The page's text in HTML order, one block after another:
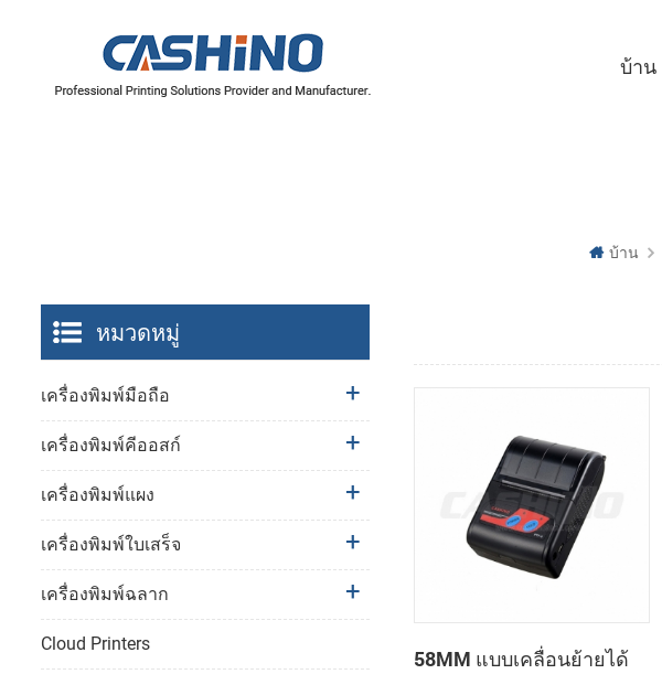
บ้าน
บ้าน
58MM แบบเคลื่อนย้ายได้
หมวดหมู่
เครื่องพิมพ์มือถือ
เครื่องพิมพ์คีออสก์
เครื่องพิมพ์แผง
เครื่องพิมพ์ใบเสร็จ
เครื่องพิมพ์ฉลาก
Cloud Printers